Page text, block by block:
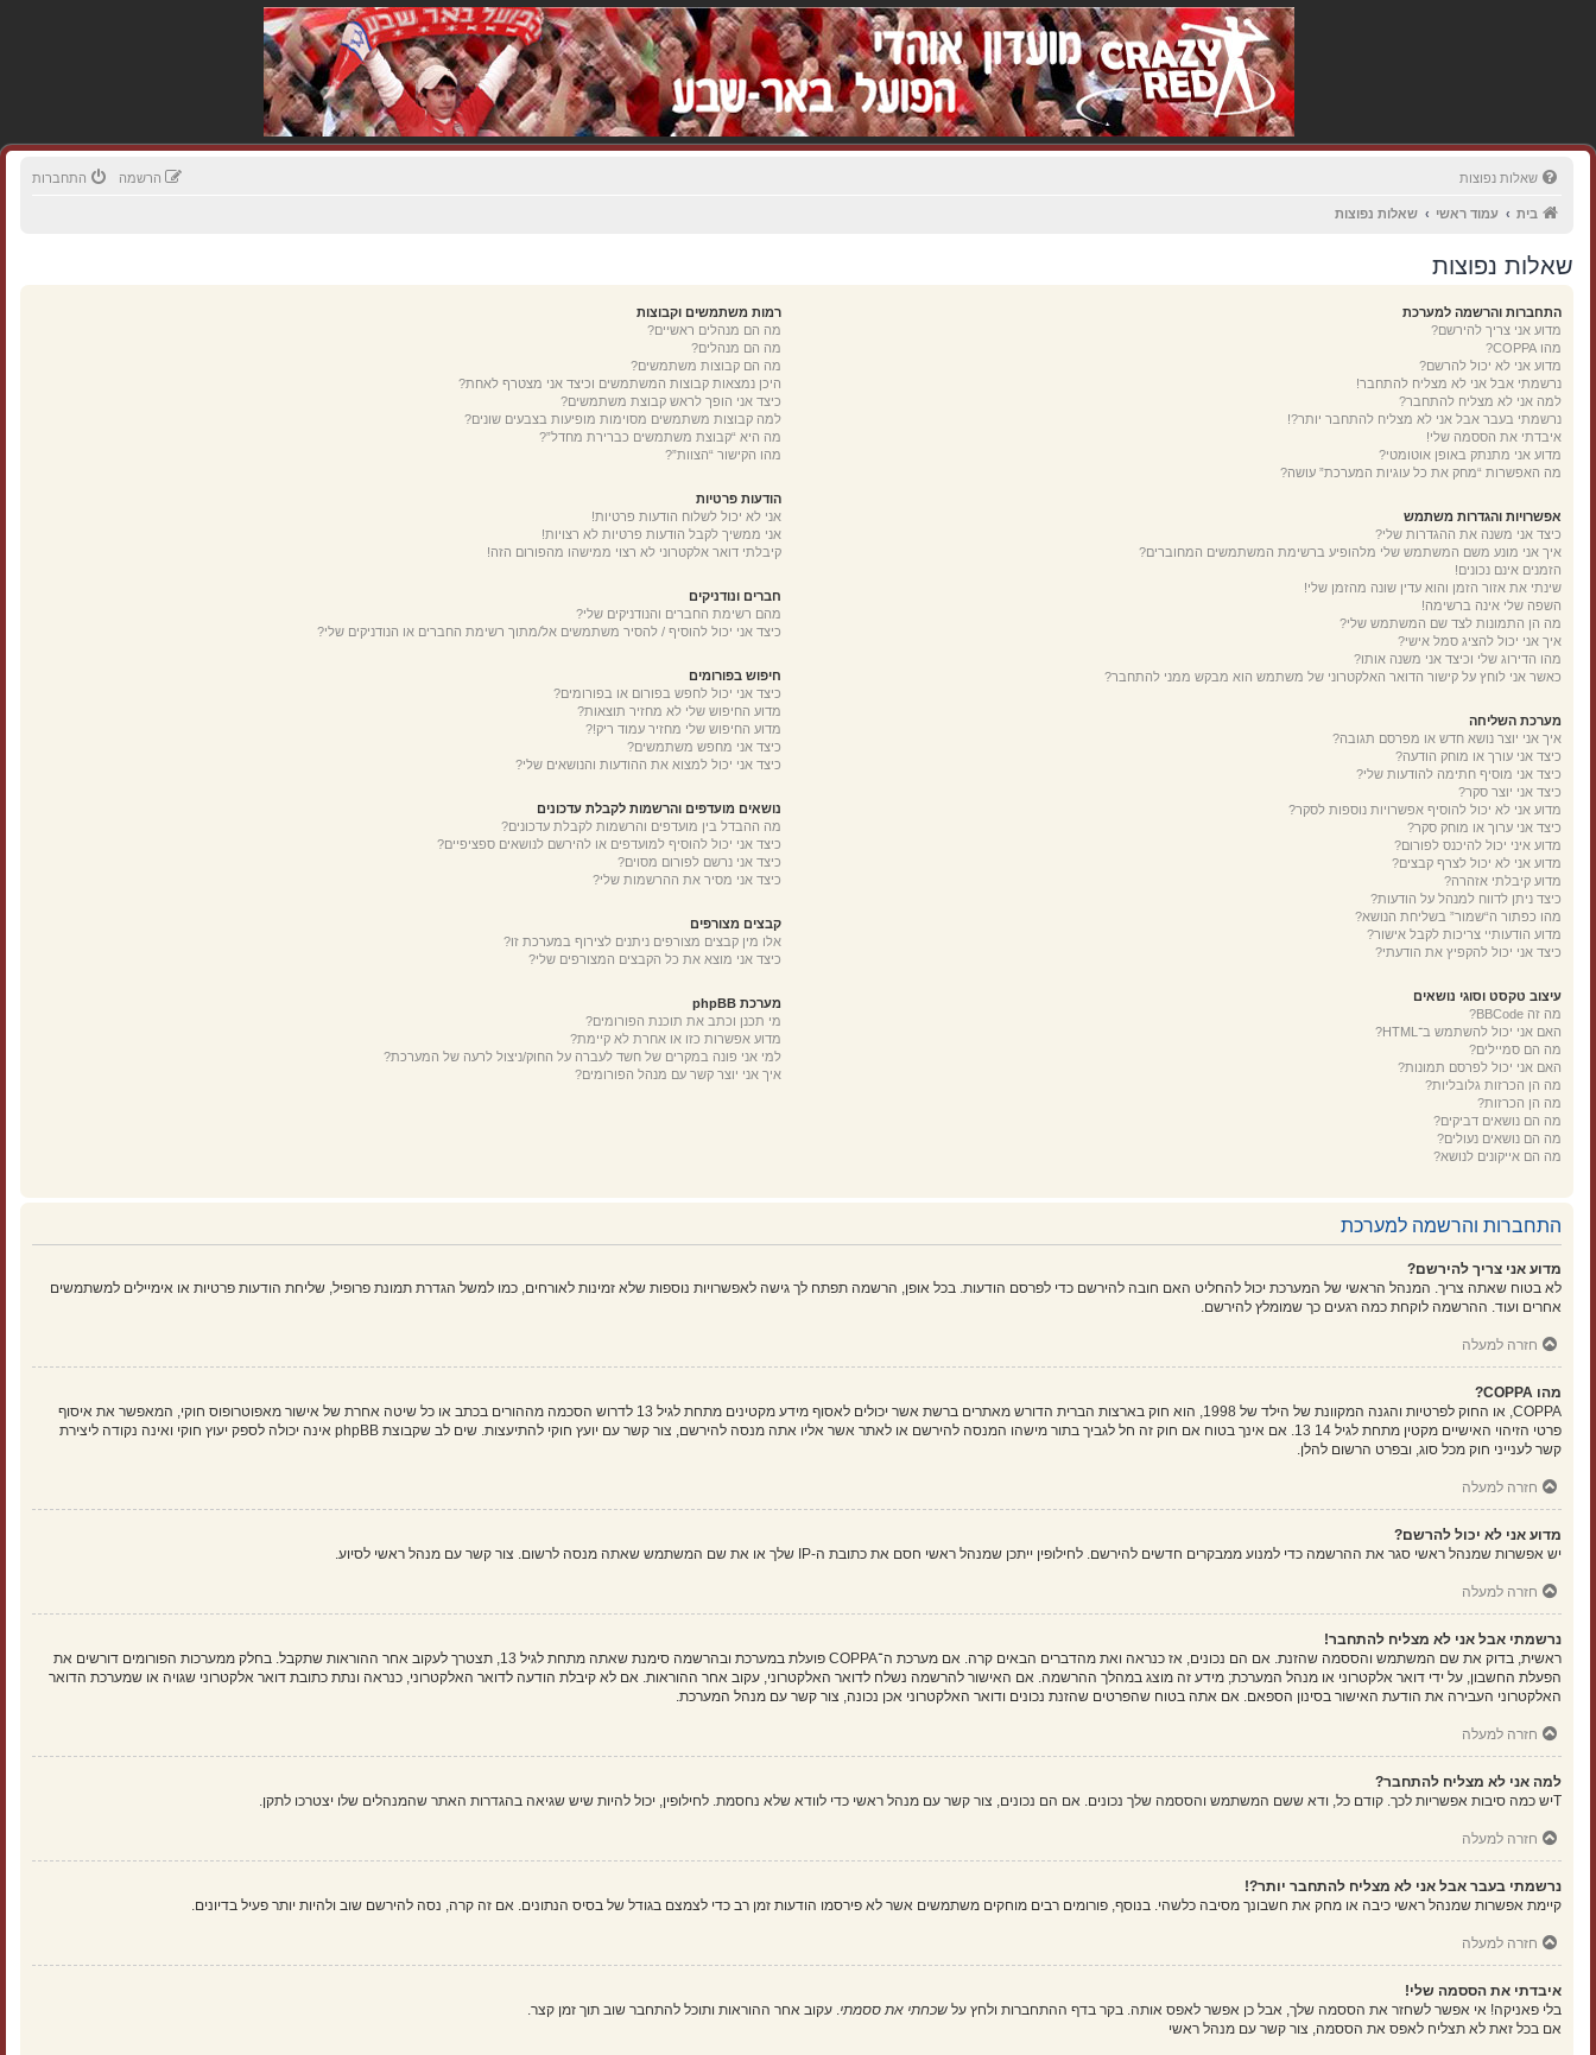
שאלות נפוצות התחברות הרשמה
בית עמוד ראשי שאלות נפוצות
שאלות נפוצות
התחברות והרשמה למערכת
מדוע אני צריך להירשם?
מהו COPPA?
מדוע אני לא יכול להרשם?
נרשמתי אבל אני לא מצליח להתחבר!
למה אני לא מצליח להתחבר?
נרשמתי בעבר אבל אני לא מצליח להתחבר יותר?!
איבדתי את הססמה שלי!
מדוע אני מתנתק באופן אוטומטי?
מה האפשרות “מחק את כל עוגיות המערכת” עושה?
אפשרויות והגדרות משתמש
כיצד אני משנה את ההגדרות שלי?
איך אני מונע משם המשתמש שלי מלהופיע ברשימת המשתמשים המחוברים?
הזמנים אינם נכונים!
שינתי את אזור הזמן והוא עדין שונה מהזמן שלי!
השפה שלי אינה ברשימה!
מה הן התמונות לצד שם המשתמש שלי?
איך אני יכול להציג סמל אישי?
מהו הדירוג שלי וכיצד אני משנה אותו?
כאשר אני לוחץ על קישור הדואר האלקטרוני של משתמש הוא מבקש ממני להתחבר?
מערכת השליחה
איך אני יוצר נושא חדש או מפרסם תגובה?
כיצד אני עורך או מוחק הודעה?
כיצד אני מוסיף חתימה להודעות שלי?
כיצד אני יוצר סקר?
מדוע אני לא יכול להוסיף אפשרויות נוספות לסקר?
כיצד אני ערוך או מוחק סקר?
מדוע איני יכול להיכנס לפורום?
מדוע אני לא יכול לצרף קבצים?
מדוע קיבלתי אזהרה?
כיצד ניתן לדווח למנהל על הודעות?
מהו כפתור ה“שמור” בשליחת הנושא?
מדוע הודעותיי צריכות לקבל אישור?
כיצד אני יכול להקפיץ את הודעתי?
עיצוב טקסט וסוגי נושאים
מה זה BBCode?
האם אני יכול להשתמש ב־HTML?
מה הם סמיילים?
האם אני יכול לפרסם תמונות?
מה הן הכרזות גלובליות?
מה הן הכרזות?
מה הם נושאים דביקים?
מה הם נושאים נעולים?
מה הם אייקונים לנושא?
רמות משתמשים וקבוצות
מה הם מנהלים ראשיים?
מה הם מנהלים?
מה הם קבוצות משתמשים?
היכן נמצאות קבוצות המשתמשים וכיצד אני מצטרף לאחת?
כיצד אני הופך לראש קבוצת משתמשים?
למה קבוצות משתמשים מסוימות מופיעות בצבעים שונים?
מה היא “קבוצת משתמשים כברירת מחדל”?
מהו הקישור “הצוות”?
הודעות פרטיות
אני לא יכול לשלוח הודעות פרטיות!
אני ממשיך לקבל הודעות פרטיות לא רצויות!
קיבלתי דואר אלקטרוני לא רצוי ממישהו מהפורום הזה!
חברים ונודניקים
מהם רשימת החברים והנודניקים שלי?
כיצד אני יכול להוסיף / להסיר משתמשים אל/מתוך רשימת החברים או הנודניקים שלי?
חיפוש בפורומים
כיצד אני יכול לחפש בפורום או בפורומים?
מדוע החיפוש שלי לא מחזיר תוצאות?
מדוע החיפוש שלי מחזיר עמוד ריק!?
כיצד אני מחפש משתמשים?
כיצד אני יכול למצוא את ההודעות והנושאים שלי?
נושאים מועדפים והרשמות לקבלת עדכונים
מה ההבדל בין מועדפים והרשמות לקבלת עדכונים?
כיצד אני יכול להוסיף למועדפים או להירשם לנושאים ספציפיים?
כיצד אני נרשם לפורום מסוים?
כיצד אני מסיר את ההרשמות שלי?
קבצים מצורפים
אלו מין קבצים מצורפים ניתנים לצירוף במערכת זו?
כיצד אני מוצא את כל הקבצים המצורפים שלי?
מערכת phpBB
מי תכנן וכתב את תוכנת הפורומים?
מדוע אפשרות כזו או אחרת לא קיימת?
למי אני פונה במקרים של חשד לעברה על החוק/ניצול לרעה של המערכת?
איך אני יוצר קשר עם מנהל הפורומים?
התחברות והרשמה למערכת
מדוע אני צריך להירשם?
לא בטוח שאתה צריך. המנהל הראשי של המערכת יכול להחליט האם חובה להירשם כדי לפרסם הודעות. בכל אופן, הרשמה תפתח לך גישה לאפשרויות נוספות שלא זמינות לאורחים, כמו למשל הגדרת תמונת פרופיל, שליחת הודעות פרטיות או אימיילים למשתמשים
אחרים ועוד. ההרשמה לוקחת כמה רגעים כך שמומלץ להירשם.
חזרה למעלה
מהו COPPA?
COPPA, או החוק לפרטיות והגנה המקוונת של הילד של 1998, הוא חוק בארצות הברית הדורש מאתרים ברשת אשר יכולים לאסוף מידע מקטינים מתחת לגיל 13 לדרוש הסכמה מההורים בכתב או כל שיטה אחרת של אישור מאפוטרופוס חוקי, המאפשר את איסוף
פרטי הזיהוי האישיים מקטין מתחת לגיל 14 13. אם אינך בטוח אם חוק זה חל לגביך בתור מישהו המנסה להירשם או לאתר אשר אליו אתה מנסה להירשם, צור קשר עם יועץ חוקי להתיעצות. שים לב שקבוצת phpBB אינה יכולה לספק יעוץ חוקי ואינה נקודה ליצירת
קשר לענייני חוק מכל סוג, ובפרט הרשום להלן.
חזרה למעלה
מדוע אני לא יכול להרשם?
יש אפשרות שמנהל ראשי סגר את ההרשמה כדי למנוע ממבקרים חדשים להירשם. לחילופין ייתכן שמנהל ראשי חסם את כתובת ה-IP שלך או את שם המשתמש שאתה מנסה לרשום. צור קשר עם מנהל ראשי לסיוע.
חזרה למעלה
נרשמתי אבל אני לא מצליח להתחבר!
ראשית, בדוק את שם המשתמש והססמה שהזנת. אם הם נכונים, אז כנראה ואת מהדברים הבאים קרה. אם מערכת ה־COPPA פועלת במערכת ובהרשמה סימנת שאתה מתחת לגיל 13, תצטרך לעקוב אחר ההוראות שתקבל. בחלק ממערכות הפורומים דורשים את
הפעלת החשבון, על ידי דואר אלקטרוני או מנהל המערכת; מידע זה מוצג במהלך ההרשמה. אם האישור להרשמה נשלח לדואר האלקטרוני, עקוב אחר ההוראות. אם לא קיבלת הודעה לדואר האלקטרוני, כנראה ונתת כתובת דואר אלקטרוני שגויה או שמערכת הדואר
האלקטרוני העבירה את הודעת האישור בסינון הספאם. אם אתה בטוח שהפרטים שהזנת נכונים ודואר האלקטרוני אכן נכונה, צור קשר עם מנהל המערכת.
חזרה למעלה
למה אני לא מצליח להתחבר?
Tיש כמה סיבות אפשריות לכך. קודם כל, ודא ששם המשתמש והססמה שלך נכונים. אם הם נכונים, צור קשר עם מנהל ראשי כדי לוודא שלא נחסמת. לחילופין, יכול להיות שיש שגיאה בהגדרות האתר שהמנהלים שלו יצטרכו לתקן.
חזרה למעלה
נרשמתי בעבר אבל אני לא מצליח להתחבר יותר?!
קיימת אפשרות שמנהל ראשי כיבה או מחק את חשבונך מסיבה כלשהי. בנוסף, פורומים רבים מוחקים משתמשים אשר לא פירסמו הודעות זמן רב כדי לצמצם בגודל של בסיס הנתונים. אם זה קרה, נסה להירשם שוב ולהיות יותר פעיל בדיונים.
חזרה למעלה
איבדתי את הססמה שלי!
בלי פאניקה! אי אפשר לשחזר את הססמה שלך, אבל כן אפשר לאפס אותה. בקר בדף ההתחברות ולחץ על שכחתי את ססמתי. עקוב אחר ההוראות ותוכל להתחבר שוב תוך זמן קצר.
אם בכל זאת לא תצליח לאפס את הססמה, צור קשר עם מנהל ראשי